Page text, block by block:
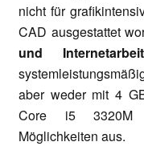
nicht für
CAD ausgestattet
und
aber weder mit 4
Core i5 3320M
Möglichkeiten aus.